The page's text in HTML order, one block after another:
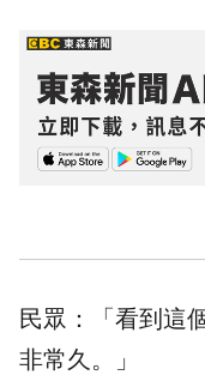
民眾：「看到這
非常久。」